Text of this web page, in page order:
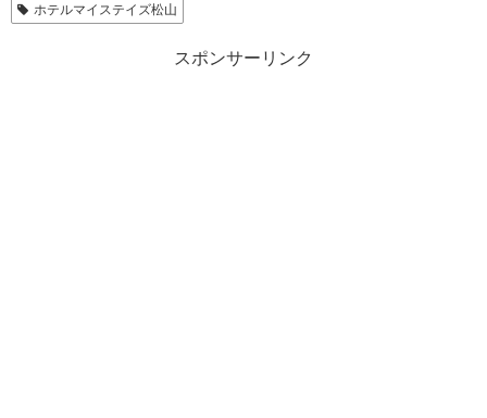
ホテルマイステイズ松山
スポンサーリンク